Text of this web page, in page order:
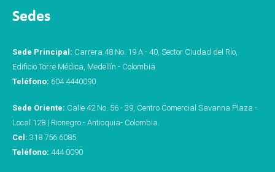
Sedes
Sede Principal: Carrera 48 No. 19 A - 40, Sector Ciudad del Río,
Edificio Torre Médica, Medellín - Colombia.
Teléfono: 604 4440090
Sede Oriente: Calle 42 No. 56 - 39, Centro Comercial Savanna Plaza -
Local 128 | Rionegro - Antioquia- Colombia.
Cel: 318 756 6085
Teléfono: 444 0090